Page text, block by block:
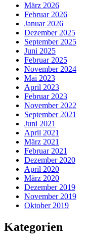
März 2026
Februar 2026
Januar 2026
Dezember 2025
September 2025
Juni 2025
Februar 2025
November 2024
Mai 2023
April 2023
Februar 2023
November 2022
September 2021
Juni 2021
April 2021
März 2021
Februar 2021
Dezember 2020
April 2020
März 2020
Dezember 2019
November 2019
Oktober 2019
Kategorien